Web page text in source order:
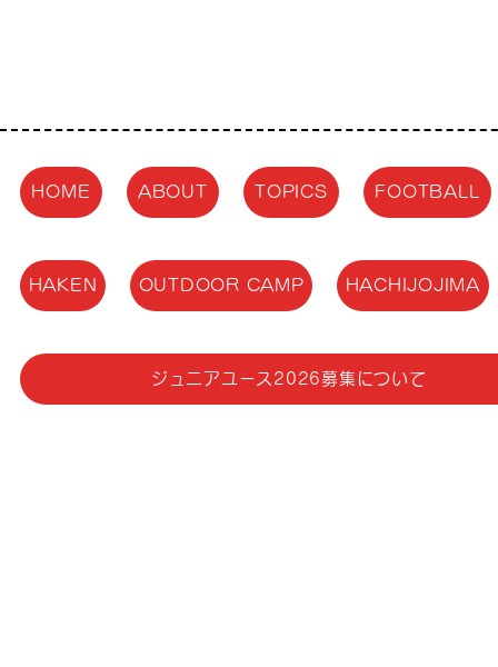
HOME ABOUT TOPICS FOOTBALL
HAKEN OUTDOOR CAMP HACHIJOJIMA
ジュニアユース2026募集について